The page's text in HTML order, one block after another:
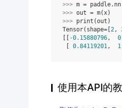
>>> m = paddle. nn
>>> out = m(x)
>>> print (out )
Tensor(shape=[2,
[[ -0.15880796,
[ 0.84119201,
使用本API的